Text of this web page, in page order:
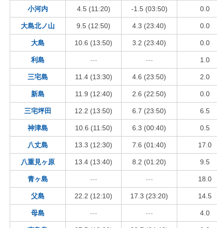
小河内 4.5 (11:20) -1.5 (03:50) 0.0
大島北ノ山 9.5 (12:50) 4.3 (23:40) 0.0
大島 10.6 (13:50) 3.2 (23:40) 0.0
利島 --- --- 1.0
三宅島 11.4 (13:30) 4.6 (23:50) 2.0
新島 11.9 (12:40) 2.6 (22:50) 0.0
三宅坪田 12.2 (13:50) 6.7 (23:50) 6.5
神津島 10.6 (11:50) 6.3 (00:40) 0.5
八丈島 13.3 (12:30) 7.6 (01:40) 17.0
八重見ヶ原 13.4 (13:40) 8.2 (01:20) 9.5
青ヶ島 --- --- 18.0
父島 22.2 (12:10) 17.3 (23:20) 14.5
母島 --- --- 4.0